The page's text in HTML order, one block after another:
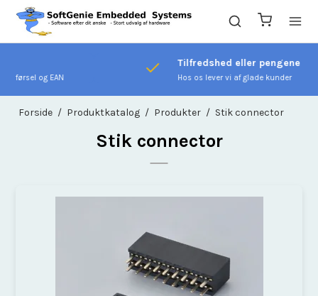
Tilfredshed eller pengene tilbage
Hos os lever vi af glade kunder
Forside / Produktkatalog / Produkter / Stik connector
Stik connector